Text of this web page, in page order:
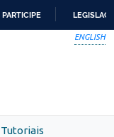
PARTICIPE
ENGLISH
Tutoriais